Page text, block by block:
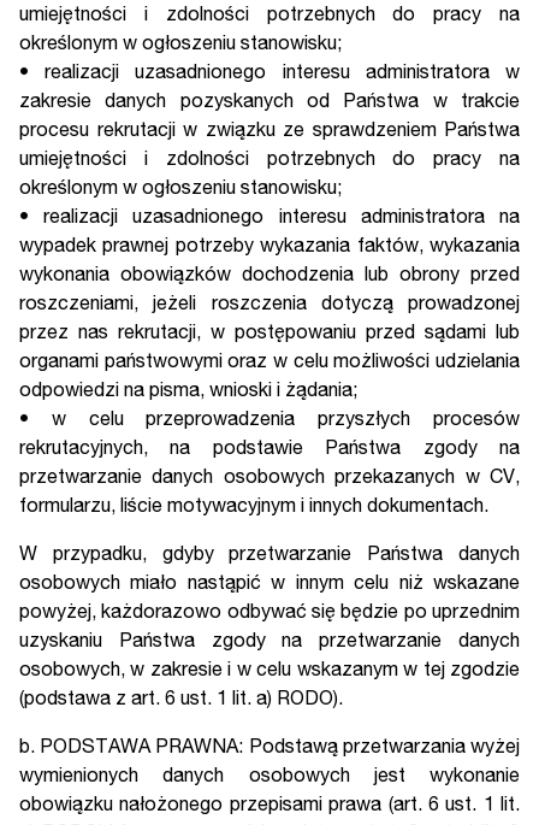
umiejętności i zdolności potrzebnych do pracy na
określonym w ogłoszeniu stanowisku;
• realizacji uzasadnionego interesu administratora w
zakresie danych pozyskanych od Państwa w trakcie
procesu rekrutacji w związku ze sprawdzeniem Państwa
umiejętności i zdolności potrzebnych do pracy na
określonym w ogłoszeniu stanowisku;
• realizacji uzasadnionego interesu administratora na
wypadek prawnej potrzeby wykazania faktów, wykazania
wykonania obowiązków dochodzenia lub obrony przed
roszczeniami, jeżeli roszczenia dotyczą prowadzonej
przez nas rekrutacji, w postępowaniu przed sądami lub
organami państwowymi oraz w celu możliwości udzielania
odpowiedzi na pisma, wnioski i żądania;
• w celu przeprowadzenia przyszłych procesów
rekrutacyjnych, na podstawie Państwa zgody na
przetwarzanie danych osobowych przekazanych w CV,
formularzu, liście motywacyjnym i innych dokumentach.
W przypadku, gdyby przetwarzanie Państwa danych
osobowych miało nastąpić w innym celu niż wskazane
powyżej, każdorazowo odbywać się będzie po uprzednim
uzyskaniu Państwa zgody na przetwarzanie danych
osobowych, w zakresie i w celu wskazanym w tej zgodzie
(podstawa z art. 6 ust. 1 lit. a) RODO).
b. PODSTAWA PRAWNA: Podstawą przetwarzania wyżej
wymienionych danych osobowych jest wykonanie
obowiązku nałożonego przepisami prawa (art. 6 ust. 1 lit.